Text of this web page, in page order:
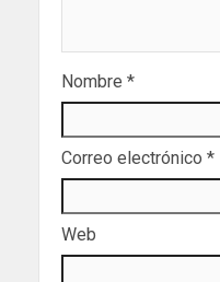
Nombre *
Correo electrónico *
Web